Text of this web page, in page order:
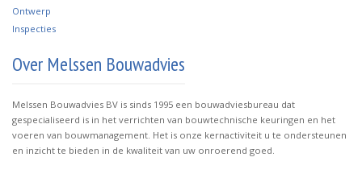
Ontwerp
Inspecties
Over Melssen Bouwadvies
Melssen Bouwadvies BV is sinds 1995 een bouwadviesbureau dat
gespecialiseerd is in het verrichten van bouwtechnische keuringen en het
voeren van bouwmanagement. Het is onze kernactiviteit u te ondersteunen
en inzicht te bieden in de kwaliteit van uw onroerend goed.